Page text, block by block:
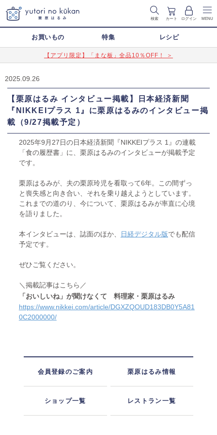
検索 カート ログイン MENU
お買いもの 特集 レシピ
【アプリ限定】「まな板」全品10％OFF！ ＞
2025.09.26
【栗原はるみ インタビュー掲載】日本経済新聞
『NIKKEIプラス 1』に栗原はるみのインタビュー掲
載（9/27掲載予定）
2025年9月27日の日本経済新聞『NIKKEIプラス 1』の連載
「食の履歴書」に、栗原はるみのインタビューが掲載予定
です。
栗原はるみが、夫の栗原玲児を看取って6年。この間ずっ
と喪失感と向き合い、それを乗り越えようとしています。
これまでの道のり、今について、栗原はるみが率直に心境
を語りました。
本インタビューは、誌面のほか、 日経デジタル版でも配信
予定です。
ぜひご覧ください。
＼掲載記事はこちら／
「おいしいね」が聞けなくて 料理家・栗原はるみ
https://www.nikkei.com/article/DGXZQOUD183DB0Y5A81
0C2000000/
会員登録のご案内 栗原はるみ情報
ショップ一覧 レストラン一覧